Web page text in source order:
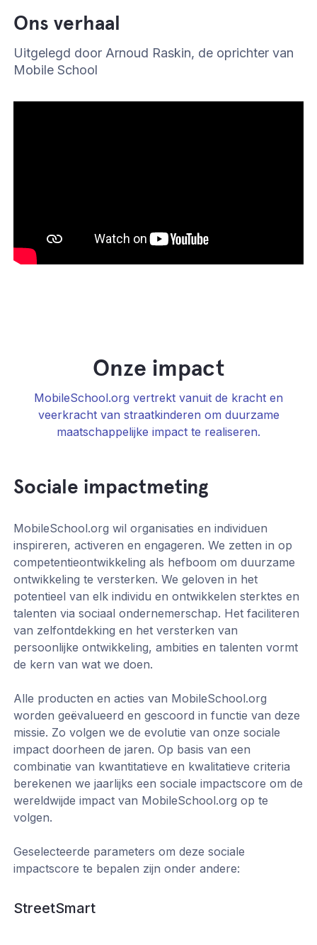
Ons verhaal
Uitgelegd door Arnoud Raskin, de oprichter van
Mobile School
Onze impact
MobileSchool.org vertrekt vanuit de kracht en
veerkracht van straatkinderen om duurzame
maatschappelijke impact te realiseren.
Sociale impactmeting
MobileSchool.org wil organisaties en individuen
inspireren, activeren en engageren. We zetten in op
competentieontwikkeling als hefboom om duurzame
ontwikkeling te versterken. We geloven in het
potentieel van elk individu en ontwikkelen sterktes en
talenten via sociaal ondernemerschap. Het faciliteren
van zelfontdekking en het versterken van
persoonlijke ontwikkeling, ambities en talenten vormt
de kern van wat we doen.
Alle producten en acties van MobileSchool.org
worden geëvalueerd en gescoord in functie van deze
missie. Zo volgen we de evolutie van onze sociale
impact doorheen de jaren. Op basis van een
combinatie van kwantitatieve en kwalitatieve criteria
berekenen we jaarlijks een sociale impactscore om de
wereldwijde impact van MobileSchool.org op te
volgen.
Geselecteerde parameters om deze sociale
impactscore te bepalen zijn onder andere:
StreetSmart